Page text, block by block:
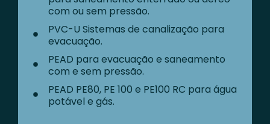
com ou sem pressão.
PVC-U Sistemas de canalização para
evacuação.
PEAD para evacuação e saneamento
com e sem pressão.
PEAD PE80, PE 100 e PE100 RC para água
potável e gás.